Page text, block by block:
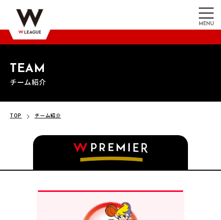
MENU
TEAM
チーム紹介
TOP チーム紹介